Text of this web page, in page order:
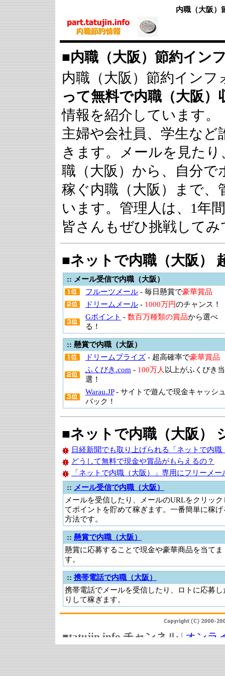
内職（大阪）
■内職（大阪）節約イン
内職（大阪）節約インフ
って無料で内職（大阪）
情報を紹介しています
主婦や会社員、学生な
きます。メールを見た
職（大阪）から、自分
稼ぐ内職（大阪）まで、
います。管理人は、1年
皆さんもぜひ挑戦して
■ネットで内職（大阪）
:: メール受信で内職（大阪）
フルーツメール - 毎日懸賞で豪華賞品
ドリームメール - 1000万円のチャンス！
Gポイント - 数百万種類の賞品から選べ
る！
:: 懸賞で内職（大阪）
ドリームプライズ - 超高確率で豪華賞品
ふくびき.com - 100万人 以上がふくびき当
選！
Warau.JP- サイトで遊んで現金キャッシ
バック！
■ネットで内職（大阪）
日経新聞でも取り上げられる「ネットで内職
どうして無料で現金や賞品がもらえるの？
「ネットで内職（大阪）」専用にフリーメ
:: メール受信で内職（大阪）
メールを受信したり、メールのURLをクリック
てポイントを貯めて稼ぎます。一番簡単に稼げ
方法です。
:: 懸賞で内職（大阪）
懸賞に応募することで現金や豪華商品を当てま
す。
:: 携帯電話で内職（大阪）
携帯電話でメールを受信したり、ロトに応募し
りして稼ぎます。
■tatujin.info チャンネル | オンラ
券会社|FX外国為替証拠金取引|
クレジットカード比較|内職節約